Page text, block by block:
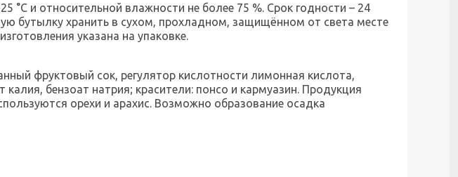
°C и относительной влажности не более 75 %. Срок годности – 24
бутылку хранить в сухом, прохладном, защищённом от света месте
указана на упаковке.
фруктовый сок, регулятор кислотности лимонная кислота,
бензоат натрия; красители: понсо и кармуазин. Продукция
орехи и арахис. Возможно образование осадка